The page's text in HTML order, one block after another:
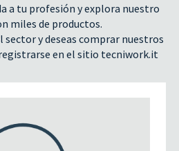
a tu profesión y explora nuestro
miles de productos.
sector y deseas comprar nuestros
en el sitio tecniwork.it